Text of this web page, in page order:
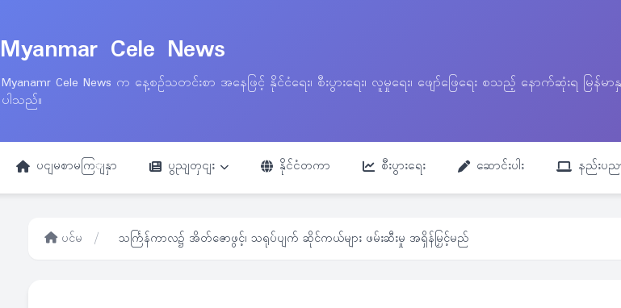
Myanmar Cele News
Myanamr Cele News က နေ့စဉ်သတင်းစာ အနေဖြင့် နိုင်ငံရေး၊ စီးပွားရေး၊ လူမှုရေး၊ ဖျော်ဖြေရေး စသည့် နောက်ဆုံး
ပါသည်။
ပငျမစာမကြျနှာ ပွညျတှငျး နိုင်ငံတကာ စီးပွားရေး ဆောင်းပါး နည်းပည
ပင်မ / သင်္ကြန်ကာလ၌ အိတ်ဇောဖွင့်၊ သရုပ်ပျက် ဆိုင်ကယ်များ ဖမ်းဆီးမှု အရှိန်မြှင့်မည်